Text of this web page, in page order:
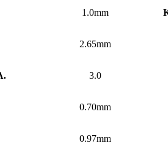
1.0mm
2.65mm
3.0
0.70mm
0.97mm